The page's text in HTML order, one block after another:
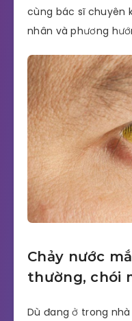
cùng bác sĩ chuyên
nhân và phương
Chảy nước
thường, chói
Dù đang ở trong